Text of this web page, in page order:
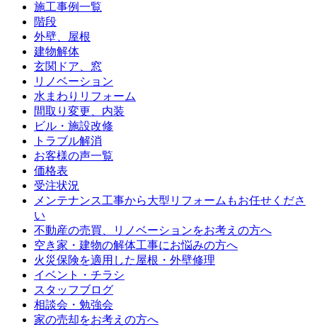
施工事例一覧
階段
外壁、屋根
建物解体
玄関ドア、窓
リノベーション
水まわりリフォーム
間取り変更、内装
ビル・施設改修
トラブル解消
お客様の声一覧
価格表
受注状況
メンテナンス工事から大型リフォームもお任せくださ
い
不動産の売買、リノベーションをお考えの方へ
空き家・建物の解体工事にお悩みの方へ
火災保険を適用した屋根・外壁修理
イベント・チラシ
スタッフブログ
相談会・勉強会
家の売却をお考えの方へ